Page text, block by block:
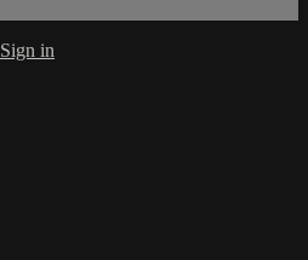
Sign in